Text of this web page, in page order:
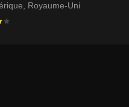
Royaume-Uni